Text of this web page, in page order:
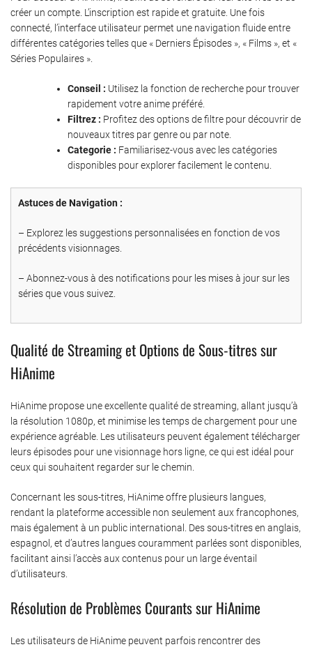
créer un compte. L’inscription est rapide et gratuite. Une fois
connecté, l’interface utilisateur permet une navigation fluide entre
différentes catégories telles que « Derniers Épisodes », « Films », et «
Séries Populaires ».
Conseil : Utilisez la fonction de recherche pour trouver
rapidement votre anime préféré.
Filtrez : Profitez des options de filtre pour découvrir de
nouveaux titres par genre ou par note.
Categorie : Familiarisez-vous avec les catégories
disponibles pour explorer facilement le contenu.
Astuces de Navigation :
– Explorez les suggestions personnalisées en fonction de vos
précédents visionnages.
– Abonnez-vous à des notifications pour les mises à jour sur les
séries que vous suivez.
Qualité de Streaming et Options de Sous-titres sur
HiAnime
HiAnime propose une excellente qualité de streaming, allant jusqu’à
la résolution 1080p, et minimise les temps de chargement pour une
expérience agréable. Les utilisateurs peuvent également télécharger
leurs épisodes pour une visionnage hors ligne, ce qui est idéal pour
ceux qui souhaitent regarder sur le chemin.
Concernant les sous-titres, HiAnime offre plusieurs langues,
rendant la plateforme accessible non seulement aux francophones,
mais également à un public international. Des sous-titres en anglais,
espagnol, et d’autres langues couramment parlées sont disponibles,
facilitant ainsi l’accès aux contenus pour un large éventail
d’utilisateurs.
Résolution de Problèmes Courants sur HiAnime
Les utilisateurs de HiAnime peuvent parfois rencontrer des